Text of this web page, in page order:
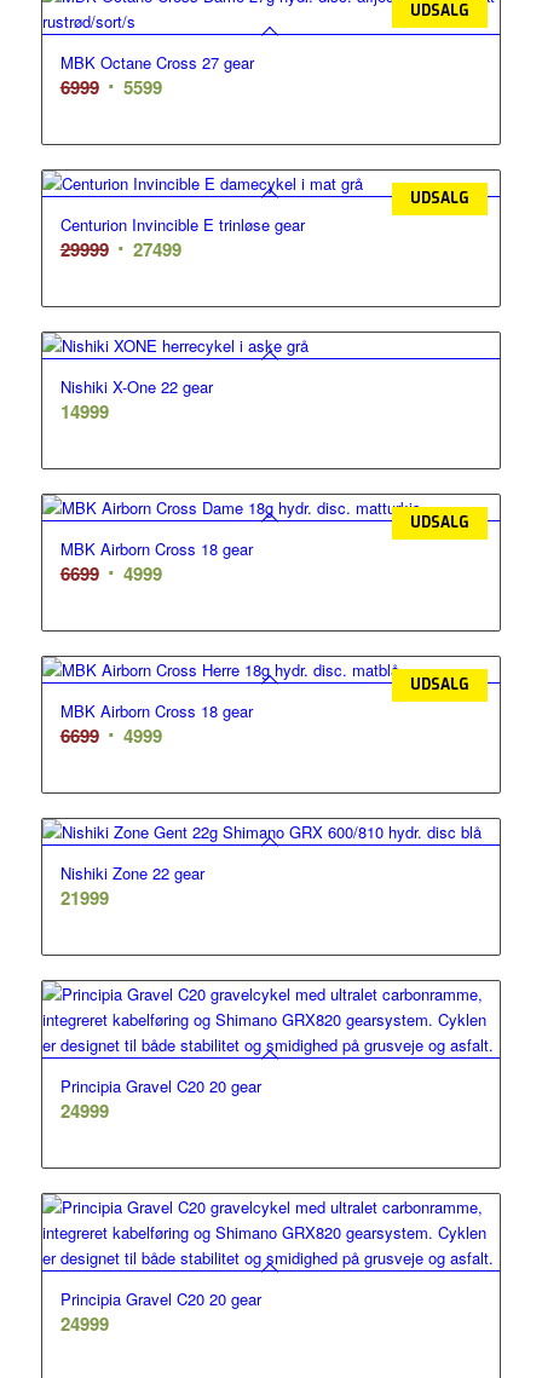
6999.
UDSALG
MBK Octane Cross 27 gear
6999 Den
pris
var:
6999.
5599Den
pris
er:
5599.
UDSALG
Centurion Invincible E trinløse gear
29999 Den
pris
var:
29999.
27499Den
pris
er:
27499.
Nishiki X-One 22 gear
14999
UDSALG
MBK Airborn Cross 18 gear
6699 Den
pris
var:
6699.
4999Den
pris
er:
4999.
UDSALG
MBK Airborn Cross 18 gear
6699 Den
pris
var:
6699.
4999Den
pris
er:
4999.
Nishiki Zone 22 gear
21999
Principia Gravel C20 20 gear
24999
Principia Gravel C20 20 gear
24999